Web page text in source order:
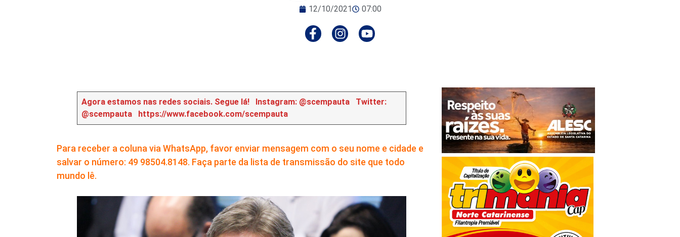
12/10/2021 07:00
Agora estamos nas redes sociais. Segue lá! Instagram: @scempauta
Twitter:
@scempauta
https://www.facebook.com/scempauta
Para receber a coluna via WhatsApp, favor enviar mensagem com o seu nome e cidade e
salvar o número: 49 98504.8148. Faça parte da lista de transmissão do site que todo
mundo lê.